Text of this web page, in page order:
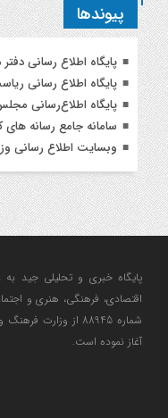
پیوندها
پایگاه اطلاع رسانی
پایگاه اطلاع رسانی
پایگاه اطلاع‌رسانی
سامانه جامع رسانه های
وبسایت اطلاع رسانی
پایگاه خبری و تحلیلی جید
شماره 88945 از
آغاز نموده است.